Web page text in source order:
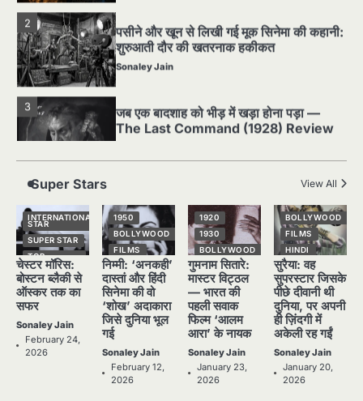
2
पसीने और खून से लिखी गई मूक सिनेमा की कहानी:
शुरुआती दौर की खतरनाक हकीकत
Sonaley Jain
3
जब एक बादशाह को भीड़ में खड़ा होना पड़ा —
The Last Command (1928) Review
4
के पहले सपने को परदे पर उतारा? — Viva
Freedom! (1946) रिव्यू”
Sonaley Jain
5
5 Horror Films जो आपको रात को अकेले नहीं
देखनी चाहिए — पर देखेंगे ज़रूर
Sonaley Jain
Super Stars
INTERNATIONAL
STAR
SUPER STAR
बोस्टन ब्लैकी से
ऑस्कर तक का
सफर
Sonaley Jain
February 24,
2026
1950
BOLLYWOOD
POPULAR
SUPER STAR
TOP
STORIES
दास्तां और हिंदी
सिनेमा की वो
‘शोख’ अदाकारा
जिसे दुनिया भूल
गई
Sonaley Jain
February 12,
2026
1920
1930
OLD FILMS
SUPER STAR
TOP
STORIES
पहली सवाक
फिल्म ‘आलम
आरा’ के नायक
Sonaley Jain
January 23,
2026
BOLLYWOOD
FILMS
TOP
STORIES
सुपरस्टार जिसके
दुनिया, पर अपनी
ही ज़िंदगी में
अकेली रह गईं
Sonaley Jain
January 20,
2026
Latest Post View All
Silent Era का सबसे बड़ा Scandal — वो
घटना जिसने Hollywood को हिला दिया